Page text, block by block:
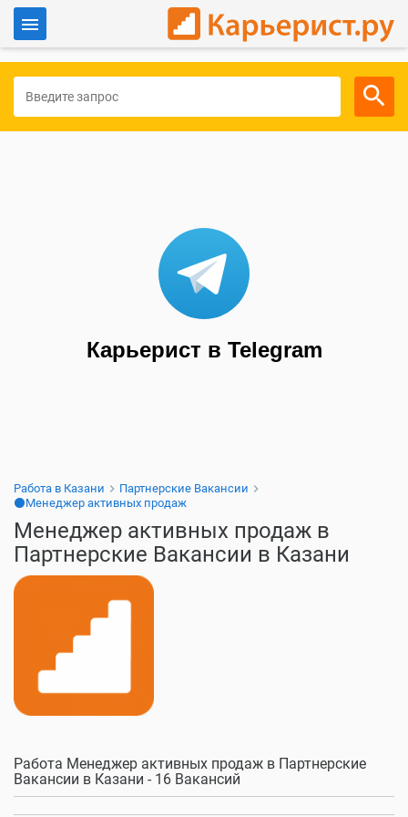
Для работодателей
Карьерист в Telegram
Работа в Казани
Партнерские Вакансии
⚫Менеджер активных продаж
Менеджер активных продаж в
Партнерские Вакансии в Казани
Работа Менеджер активных продаж в Партнерские
Вакансии в Казани - 16 Вакансий